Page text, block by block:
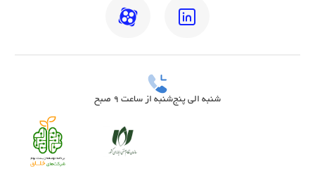
شنبه الی پنج‌شنبه از ساعت 9 صبح